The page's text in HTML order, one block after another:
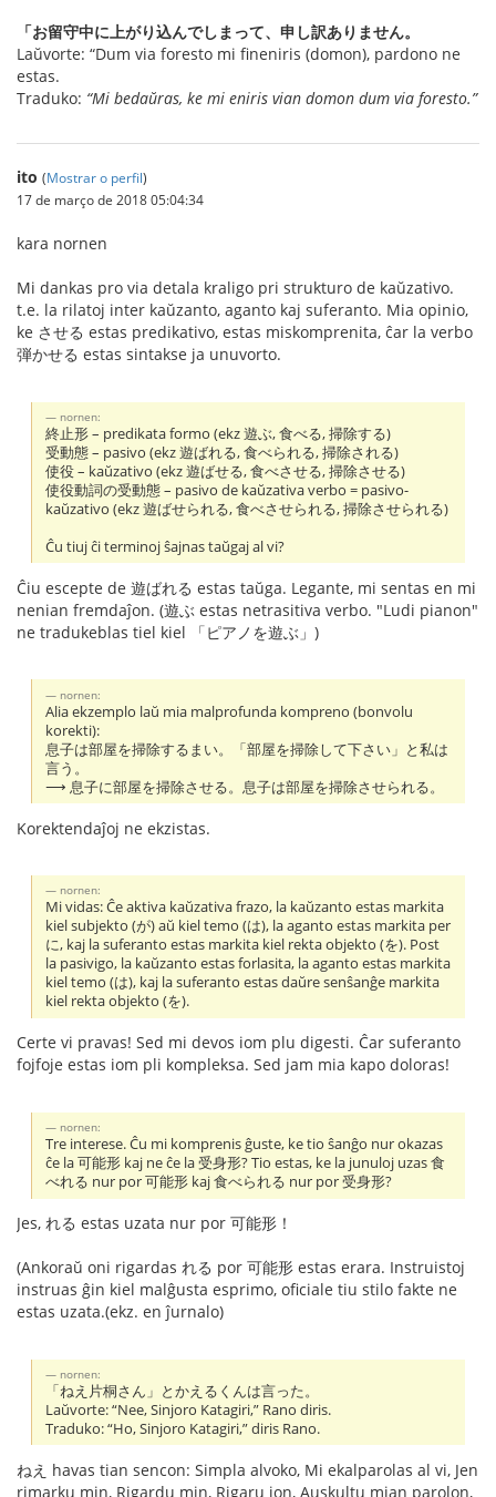
「お留守中に上がり込んでしまって、申し訳ありません。
Laŭvorte: “Dum via foresto mi fineniris (domon), pardono ne
estas.
Traduko: “Mi bedaŭras, ke mi eniris vian domon dum via foresto.”
ito (Mostrar o perfil)
17 de março de 2018 05:04:34
kara nornen
Mi dankas pro via detala kraligo pri strukturo de kaŭzativo.
t.e. la rilatoj inter kaŭzanto, aganto kaj suferanto. Mia opinio,
ke させる estas predikativo, estas miskomprenita, ĉar la verbo
弾かせる estas sintakse ja unuvorto.
nornen:
終止形 – predikata formo (ekz 遊ぶ, 食べる, 掃除する)
受動態 – pasivo (ekz 遊ばれる, 食べられる, 掃除される)
使役 – kaŭzativo (ekz 遊ばせる, 食べさせる, 掃除させる)
使役動詞の受動態 – pasivo de kaŭzativa verbo = pasivo-
kaŭzativo (ekz 遊ばせられる, 食べさせられる, 掃除させられる)
Ĉu tiuj ĉi terminoj ŝajnas taŭgaj al vi?
Ĉiu escepte de 遊ばれる estas taŭga. Legante, mi sentas en mi
nenian fremdaĵon. (遊ぶ estas netrasitiva verbo. "Ludi pianon"
ne tradukeblas tiel kiel 「ピアノを遊ぶ」)
nornen:
Alia ekzemplo laŭ mia malprofunda kompreno (bonvolu
korekti):
息子は部屋を掃除するまい。「部屋を掃除して下さい」と私は
言う。
⟶ 息子に部屋を掃除させる。息子は部屋を掃除させられる。
Korektendaĵoj ne ekzistas.
nornen:
Mi vidas: Ĉe aktiva kaŭzativa frazo, la kaŭzanto estas markita
kiel subjekto (が) aŭ kiel temo (は), la aganto estas markita per
に, kaj la suferanto estas markita kiel rekta objekto (を). Post
la pasivigo, la kaŭzanto estas forlasita, la aganto estas markita
kiel temo (は), kaj la suferanto estas daŭre senŝanĝe markita
kiel rekta objekto (を).
Certe vi pravas! Sed mi devos iom plu digesti. Ĉar suferanto
fojfoje estas iom pli kompleksa. Sed jam mia kapo doloras!
nornen:
Tre interese. Ĉu mi komprenis ĝuste, ke tio ŝanĝo nur okazas
ĉe la 可能形 kaj ne ĉe la 受身形? Tio estas, ke la junuloj uzas 食
べれる nur por 可能形 kaj 食べられる nur por 受身形?
Jes, れる estas uzata nur por 可能形！
(Ankoraŭ oni rigardas れる por 可能形 estas erara. Instruistoj
instruas ĝin kiel malĝusta esprimo, oficiale tiu stilo fakte ne
estas uzata.(ekz. en ĵurnalo)
nornen:
「ねえ片桐さん」とかえるくんは言った。
Laŭvorte: “Nee, Sinjoro Katagiri,” Rano diris.
Traduko: “Ho, Sinjoro Katagiri,” diris Rano.
ねえ havas tian sencon: Simpla alvoko, Mi ekalparolas al vi, Jen
rimarku min, Rigardu min, Rigaru ion, Auskultu mian parolon,